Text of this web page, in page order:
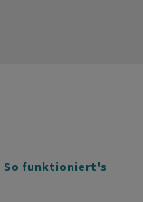
So funktioniert's